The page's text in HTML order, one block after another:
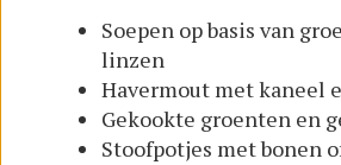
Soepen op basis van
linzen
Havermout met kaneel
Gekookte groenten en
Stoofpotjes met bonen